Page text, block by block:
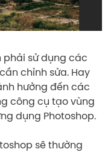
phải sử dụng các
chỉnh sửa. Hay
hưởng đến các
công cụ tạo vùng
dụng Photoshop.
sẽ thường